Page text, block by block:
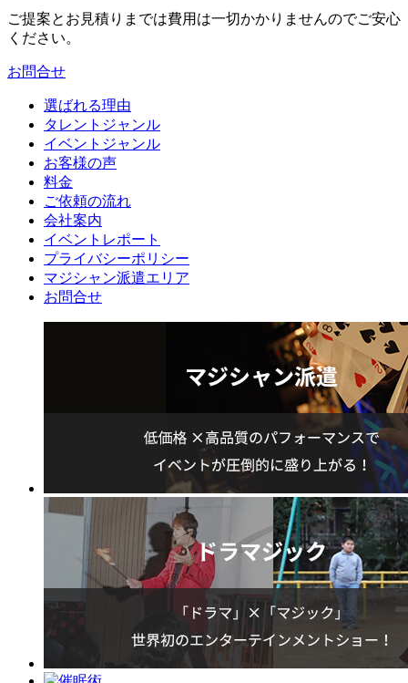
ご提案とお見積りまでは費用は一切かかりませんのでご安心
ください。
お問合せ
選ばれる理由
タレントジャンル
イベントジャンル
お客様の声
料金
ご依頼の流れ
会社案内
イベントレポート
プライバシーポリシー
マジシャン派遣エリア
お問合せ